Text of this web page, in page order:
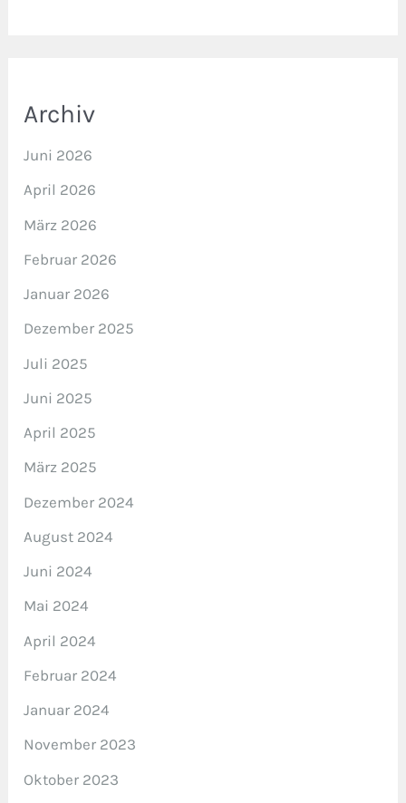
Archiv
Juni 2026
April 2026
März 2026
Februar 2026
Januar 2026
Dezember 2025
Juli 2025
Juni 2025
April 2025
März 2025
Dezember 2024
August 2024
Juni 2024
Mai 2024
April 2024
Februar 2024
Januar 2024
November 2023
Oktober 2023